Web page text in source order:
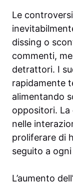
Le
dissing o
commenti,
detrattori. I
rapidamente
alimentando
oppositori. La
nelle
proliferare di
seguito a
L’aumento